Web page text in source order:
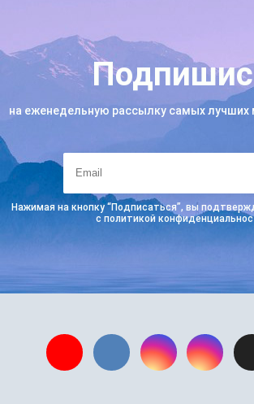
на еженедельную рассылку самых лучших
Нажимая на кнопку “Подписаться”, вы
с политикой